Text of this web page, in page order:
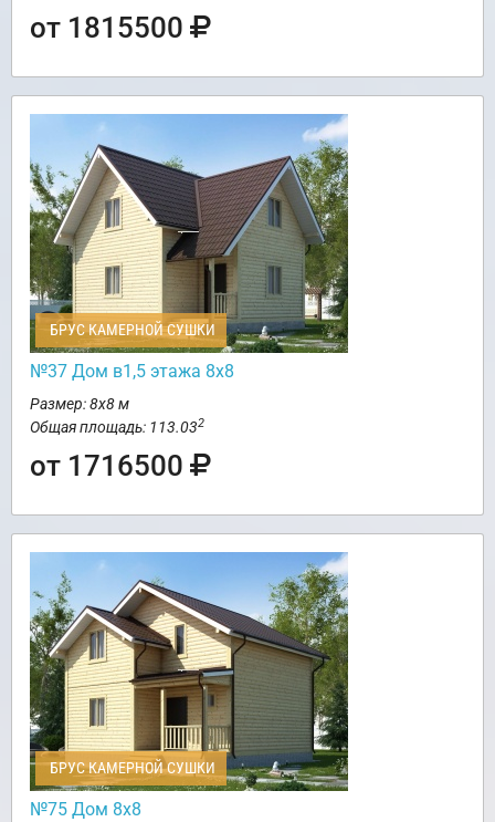
от 1815500
БРУС КАМЕРНОЙ СУШКИ
№37 Дом в1,5 этажа 8х8
Размер: 8х8 м
Общая площадь: 113.032
от 1716500
БРУС КАМЕРНОЙ СУШКИ
№75 Дом 8х8